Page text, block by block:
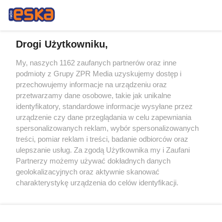
Żaden utwór zamieszczony w serwisie nie może być powielany i
rozpowszechniany lub dalej rozpowszechniany w jakikolwiek sposób (w
tym także elektroniczny lub mechaniczny) na jakimkolwiek polu
eksploatacji w jakiejkolwiek formie, włącznie z umieszczaniem w
Internecie bez pisemnej zgody właściciela praw. Jakiekolwiek użycie lub
wykorzystanie utworów w całości lub w części z naruszeniem prawa,
tzn. bez właściwej zgody, jest zabronione pod groźbą kary i może być
ścigane prawnie.
Drogi Użytkowniku,
My, naszych 1162 zaufanych partnerów oraz inne
podmioty z Grupy ZPR Media uzyskujemy dostęp i
przechowujemy informacje na urządzeniu oraz
przetwarzamy dane osobowe, takie jak unikalne
identyfikatory, standardowe informacje wysyłane przez
urządzenie czy dane przeglądania w celu zapewniania
spersonalizowanych reklam, wybór spersonalizowanych
treści, pomiar reklam i treści, badanie odbiorców oraz
ulepszanie usług. Za zgodą Użytkownika my i Zaufani
Partnerzy możemy używać dokładnych danych
geolokalizacyjnych oraz aktywnie skanować
charakterystykę urządzenia do celów identyfikacji.